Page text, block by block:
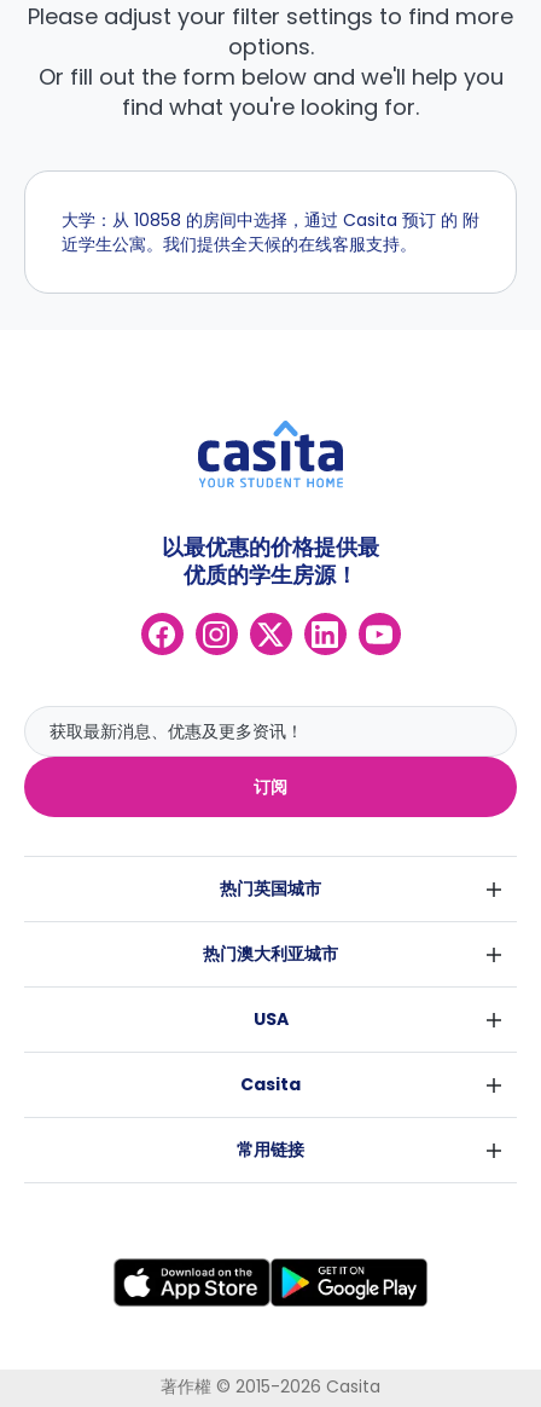
Please adjust your filter settings to find more
options.
Or fill out the form below and we'll help you
find what you're looking for.
大学：从 10858 的房间中选择，通过 Casita 预订 的 附
近学生公寓。我们提供全天候的在线客服支持。
订阅
以最优惠的价格提供最
优质的学生房源！
热门英国城市
伦敦
爱丁堡
利兹
考文垂
莱斯特
纽卡斯尔
热门澳大利亚城市
布里斯班
阿德莱德
USA
洛杉矶
Casita
常用链接
著作權 © 2015-2026 Casita